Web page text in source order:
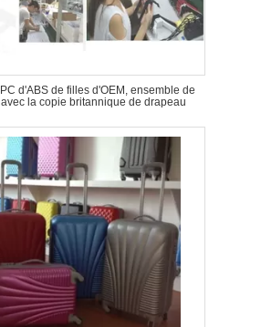
d'ABS de filles d'OEM, ensemble de
la copie britannique de drapeau